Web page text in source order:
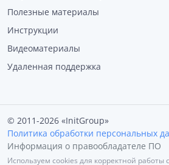
Полезные материалы
Инструкции
Видеоматериалы
Удаленная поддержка
© 2011-2026 «InitGroup»
Политика обработки персональных
Информация о правообладателе ПО
Используем cookies для корректной работы